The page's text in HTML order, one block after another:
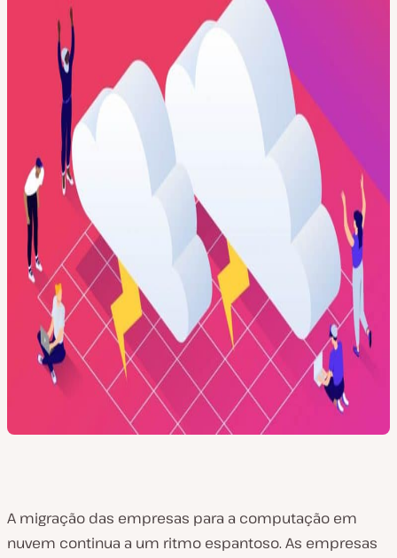
A migração das empresas para a computação em
nuvem continua a um ritmo espantoso. As empresas